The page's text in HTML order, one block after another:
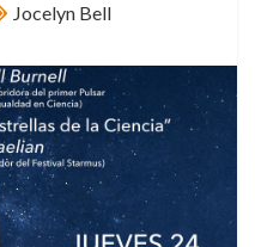
Jocelyn Bell